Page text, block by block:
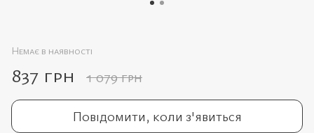
Немає в наявності
837 грн 1 079 грн
Повідомити, коли з'явиться